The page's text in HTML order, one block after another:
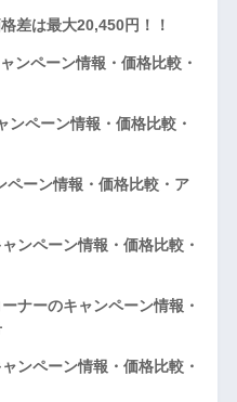
差は最大20,450円！！
ペーン情報・価格比較・
ペーン情報・価格比較・
ーン情報・価格比較・ア
ンペーン情報・価格比較・
ーのキャンペーン情報・
ンペーン情報・価格比較・